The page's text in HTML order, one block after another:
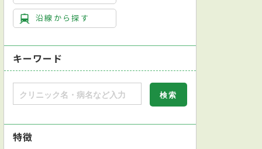
沿線から探す
キーワード
特徴